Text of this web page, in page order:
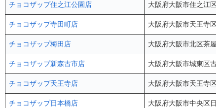
チョコザップ住之江公園店 大阪府大阪市住之江
チョコザップ寺田町店 大阪府大阪市天王寺
チョコザップ梅田店 大阪府大阪市北区茶
チョコザップ新森古市店 大阪府大阪市城東区
チョコザップ天王寺店 大阪府大阪市天王寺
チョコザップ日本橋店 大阪府大阪市中央区